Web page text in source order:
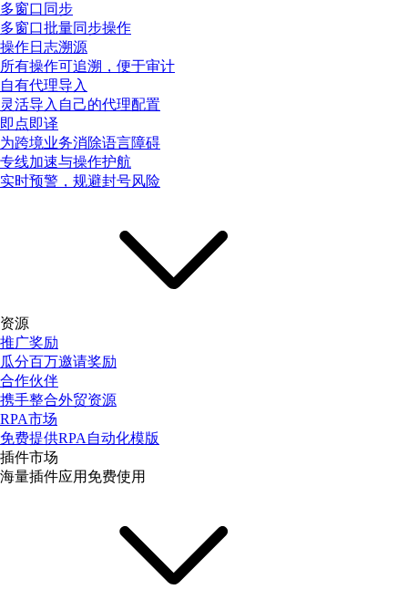
多窗口同步
多窗口批量同步操作
操作日志溯源
所有操作可追溯，便于审计
自有代理导入
灵活导入自己的代理配置
即点即译
为跨境业务消除语言障碍
专线加速与操作护航
实时预警，规避封号风险
资源
推广奖励
瓜分百万邀请奖励
合作伙伴
携手整合外贸资源
RPA市场
免费提供RPA自动化模版
插件市场
海量插件应用免费使用